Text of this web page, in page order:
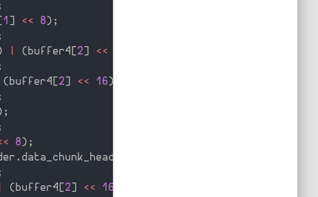
1 << 8 ) ;
( buffer4 2 <<
( buffer4 2 << 16 )
;
8 ) ;
. data_chunk_header
( buffer4 2 << 16